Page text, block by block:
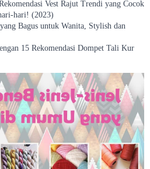
Vest Rajut Trendi yang Cocok
hari! (2023)
Bagus untuk Wanita, Stylish dan
15 Rekomendasi Dompet Tali Kur